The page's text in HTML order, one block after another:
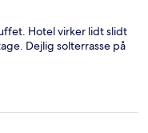
Hotel virker lidt slidt
Dejlig solterrasse på